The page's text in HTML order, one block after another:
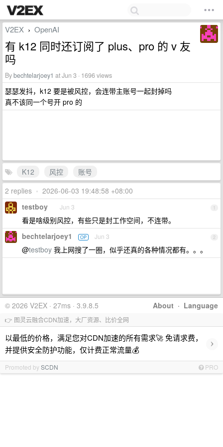
V2EX › OpenAI
有 k12 同时还订阅了 plus、pro 的 v 友
吗
Bybechtelarjoey1 at Jun 3 · 1696 views
瑟瑟发抖，k12 要是被风控，会连带主账号一起封掉吗
真不该同一个号开 pro 的
K12 风控
账号
2 replies • 2026-06-03 19:48:58 +08:00
1
testboy Jun 3
看是啥级别风控，有些只是封工作空间，不连带。
2
bechtelarjoey1 OP Jun 3
@testboy 我上网搜了一圈，似乎还真的各种情况都有。。。
About · Language
© 2026 V2EX · 27ms · 3.9.8.5
👉 图灵云融合CDN加速，大厂资源、比价全网
以最低的价格，满足您对CDN加速的所有需求🚀 免请求费，
并提供安全防护功能，仅计费正常流量💰
›
Promoted bySCDN PRO